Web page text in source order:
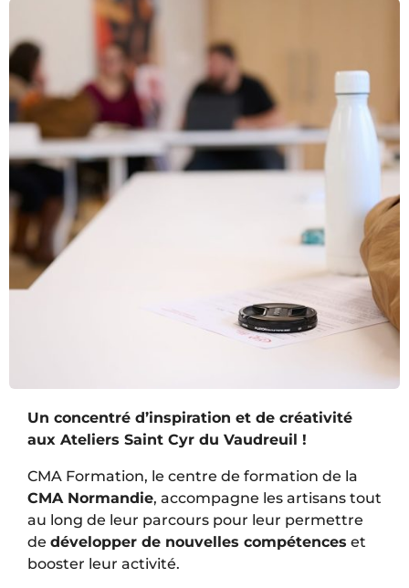
Un concentré d’inspiration et de créativité
aux Ateliers Saint Cyr du Vaudreuil !
CMA Formation, le centre de formation de la
CMA Normandie, accompagne les artisans tout
au long de leur parcours pour leur permettre
de développer de nouvelles compétences et
booster leur activité.